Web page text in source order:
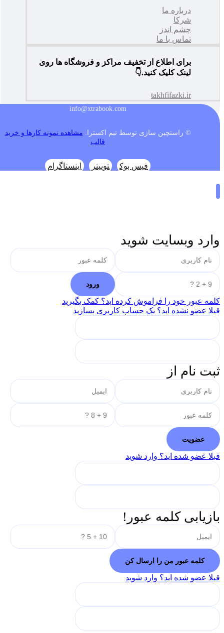
درباره ما
شرکا
چشم اندز
تماس با ما
برای اطلاع از تخفیف مراکز و فروشگاه ها روی
لینک کلیک کنید.👇
takhfifazki.ir
info@xtrabook.com
© راستچین سازی توسط تیم اکسترا. مشاهده نمونه کارها و خرید
قالب
فیس بوک توییتر اینستاگرام
وارد وبسایت شوید
کلمه عبور خود را فراموش کرده اید؟ کمک بگیرید
قبلا عضو نشده اید؟ یک حساب کاربری بسازید
ثبت نام از
قبلا عضو شده اید؟ وارد شوید
بازیابی کلمه عبور!
قبلا عضو شده اید؟ وارد شوید